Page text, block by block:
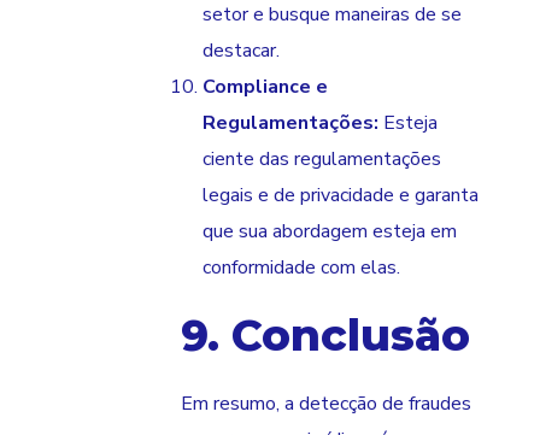
setor e busque maneiras de se
destacar.
Compliance e
Regulamentações: Esteja
ciente das regulamentações
legais e de privacidade e garanta
que sua abordagem esteja em
conformidade com elas.
9. Conclusão
Em resumo, a detecção de fraudes